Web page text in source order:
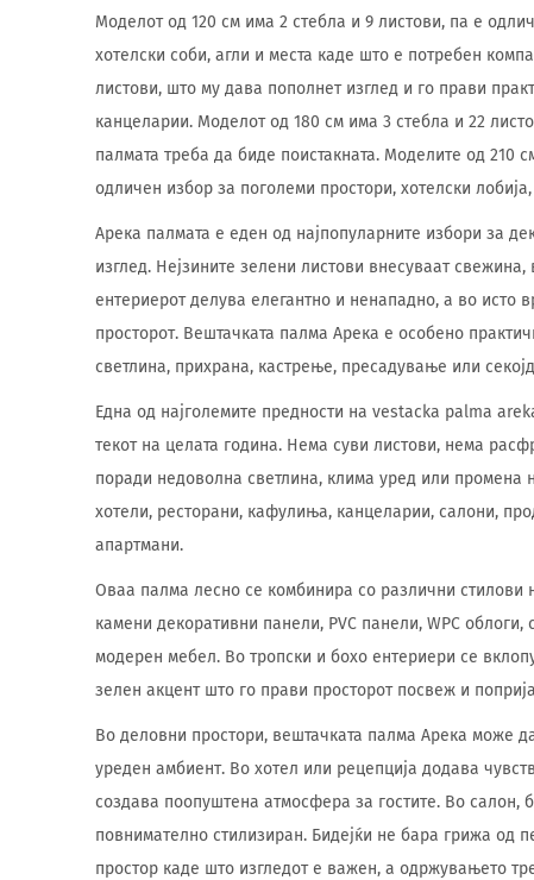
Моделот од 120 см има 2 стебла и 9 листови, па е
хотелски соби, агли и места каде што е потребен
листови, што му дава пополнет изглед и го прави
канцеларии. Моделот од 180 см има 3 стебла и 22
палмата треба да биде поистакната. Моделите од 210
одличен избор за поголеми простори, хотелски
Арека палмата е еден од најпопуларните избори за
изглед. Нејзините зелени листови внесуваат
ентериерот делува елегантно и ненападно, а во исто
просторот. Вештачката палма Арека е особено
светлина, прихрана, кастрење, пресадување или
Една од најголемите предности на vestacka palma
текот на целата година. Нема суви листови, нема
поради недоволна светлина, клима уред или
хотели, ресторани, кафулиња, канцеларии, салони,
апартмани.
Оваа палма лесно се комбинира со различни
камени декоративни панели, PVC панели, WPC
модерен мебел. Во тропски и бохо ентериери се
зелен акцент што го прави просторот посвеж и
Во деловни простори, вештачката палма Арека може
уреден амбиент. Во хотел или рецепција додава
создава поопуштена атмосфера за гостите. Во салон,
повнимателно стилизиран. Бидејќи не бара грижа од
простор каде што изгледот е важен, а одржувањето